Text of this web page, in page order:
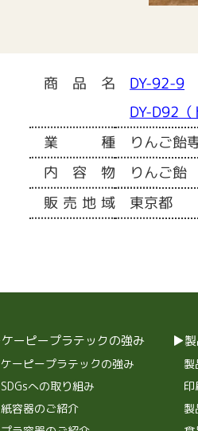
商品名 DY-92-9
DY-D92（
業種 りんご飴
内容物 りんご飴
販売地域 東京都
ケーピープラテックの強み
ケーピープラテックの強み
SDGsへの取り組み
紙容器のご紹介
製
印
製